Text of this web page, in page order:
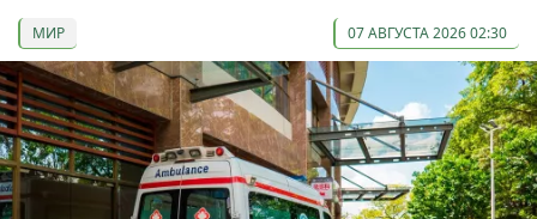
МИР 07 АВГУСТА 2026 02:30